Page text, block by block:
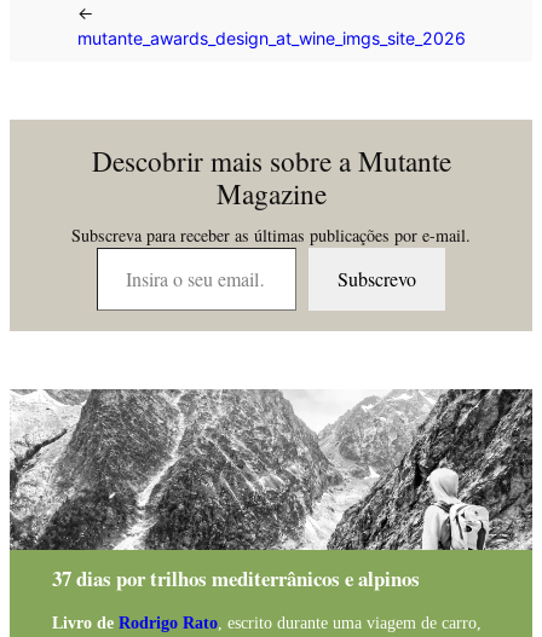
←
mutante_awards_design_at_wine_imgs_site_2026
Descobrir mais sobre a Mutante
Magazine
Subscreva para receber as últimas publicações por e-mail.
Insira o seu email…
Subscrevo
37 dias por trilhos mediterrânicos e alpinos
Livro de Rodrigo Rato, escrito durante uma viagem de carro,